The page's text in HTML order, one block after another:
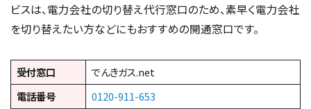
ビスは、電力会社の切り替え代行窓口のため、素早く電力会社
を切り替えたい方などにもおすすめの開通窓口です。
受付窓口
でんきガス.net
電話番号
0120-911-653